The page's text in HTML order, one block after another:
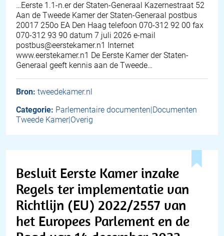
…Eerste 1.1-n.er der Staten-Generaal Kazernestraat 52
Aan de Tweede Kamer der Staten-Generaal postbus
20017 250o EA Den Haag telefoon 070-312 92 00 fax
070-312 93 90 datum 7 juli 2026 e-mail
postbus@eerstekamer.n1 Internet
www.eerstekamer.n1 De Eerste Kamer der Staten-
Generaal geeft kennis aan de Tweede…
Bron: tweedekamer.nl
Categorie: Parlementaire documenten|Documenten
Tweede Kamer|Overig
Besluit Eerste Kamer inzake
Regels ter implementatie van
Richtlijn (EU) 2022/2557 van
het Europees Parlement en de